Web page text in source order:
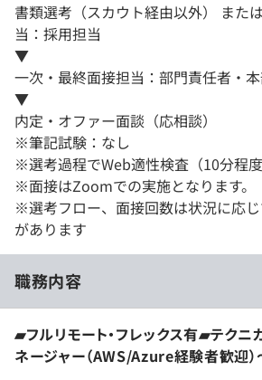
書類選考（スカウト経由以外） また
当：採用担当
▼
一次・最終面接担当：部門責任者・
▼
内定・オファー面談（応相談）
※筆記試験：なし
※選考過程でWeb適性検査（10分程
※面接はZoomでの実施となります。
※選考フロー、面接回数は状況に応
があります
職務内容
▰フルリモート・フレックス有▰テクニ
ネージャー（AWS/Azure経験者歓迎